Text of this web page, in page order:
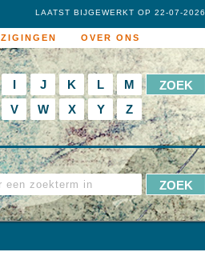
OVER ONS
LAATST BIJGEWERKT OP 22-07-2026
I J K L
M
V W X Y Z